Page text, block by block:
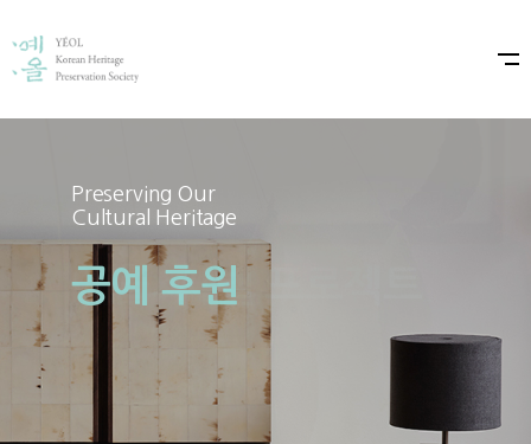
Preserving Our
Cultural Heritage
공예 후원
Preserving Our
Cultural Heritage
예올×샤넬 프로젝트